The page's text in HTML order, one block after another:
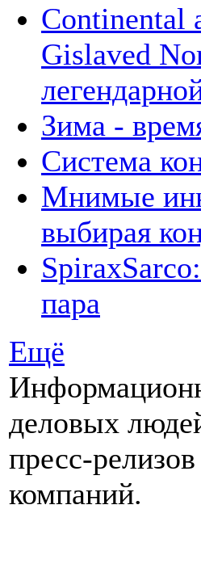
Continental
Gislaved
Зима -
Система
Мнимые
выбирая
пара
Ещё
деловых
пресс-
компаний.